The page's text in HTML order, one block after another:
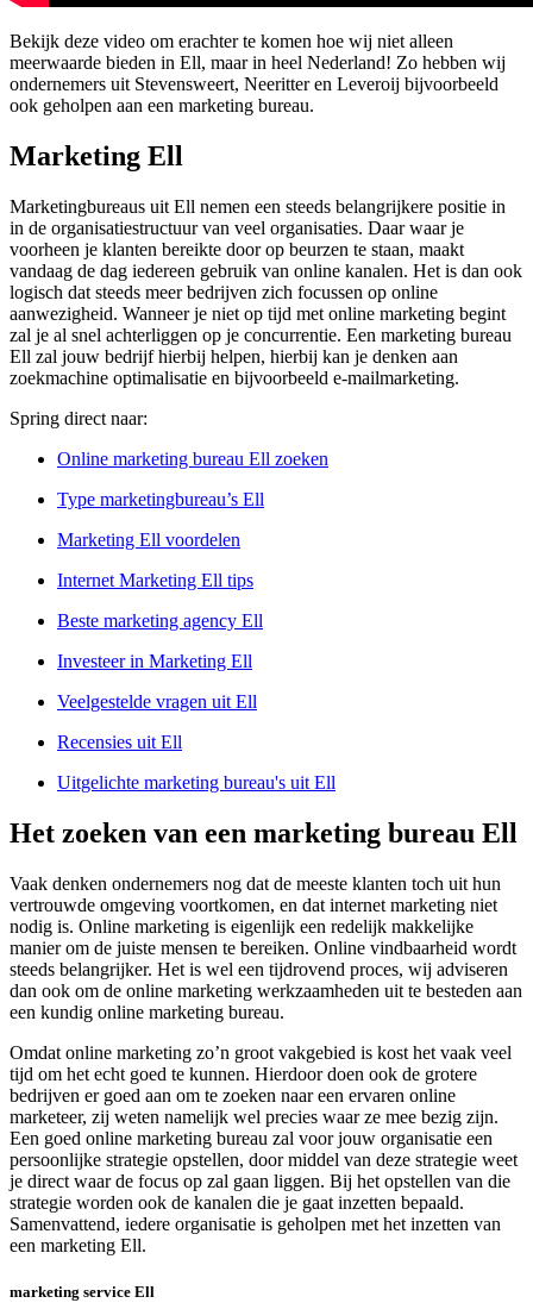
Bekijk deze video om erachter te komen hoe wij niet alleen
meerwaarde bieden in Ell, maar in heel Nederland! Zo hebben wij
ondernemers uit Stevensweert, Neeritter en Leveroij bijvoorbeeld
ook geholpen aan een marketing bureau.
Marketing Ell
Marketingbureaus uit Ell nemen een steeds belangrijkere positie in
in de organisatiestructuur van veel organisaties. Daar waar je
voorheen je klanten bereikte door op beurzen te staan, maakt
vandaag de dag iedereen gebruik van online kanalen. Het is dan ook
logisch dat steeds meer bedrijven zich focussen op online
aanwezigheid. Wanneer je niet op tijd met online marketing begint
zal je al snel achterliggen op je concurrentie. Een marketing bureau
Ell zal jouw bedrijf hierbij helpen, hierbij kan je denken aan
zoekmachine optimalisatie en bijvoorbeeld e-mailmarketing.
Spring direct naar:
Online marketing bureau Ell zoeken
Type marketingbureau’s Ell
Marketing Ell voordelen
Internet Marketing Ell tips
Beste marketing agency Ell
Investeer in Marketing Ell
Veelgestelde vragen uit Ell
Recensies uit Ell
Uitgelichte marketing bureau's uit Ell
Het zoeken van een marketing bureau Ell
Vaak denken ondernemers nog dat de meeste klanten toch uit hun
vertrouwde omgeving voortkomen, en dat internet marketing niet
nodig is. Online marketing is eigenlijk een redelijk makkelijke
manier om de juiste mensen te bereiken. Online vindbaarheid wordt
steeds belangrijker. Het is wel een tijdrovend proces, wij adviseren
dan ook om de online marketing werkzaamheden uit te besteden aan
een kundig online marketing bureau.
Omdat online marketing zo’n groot vakgebied is kost het vaak veel
tijd om het echt goed te kunnen. Hierdoor doen ook de grotere
bedrijven er goed aan om te zoeken naar een ervaren online
marketeer, zij weten namelijk wel precies waar ze mee bezig zijn.
Een goed online marketing bureau zal voor jouw organisatie een
persoonlijke strategie opstellen, door middel van deze strategie weet
je direct waar de focus op zal gaan liggen. Bij het opstellen van die
strategie worden ook de kanalen die je gaat inzetten bepaald.
Samenvattend, iedere organisatie is geholpen met het inzetten van
een marketing Ell.
marketing service Ell